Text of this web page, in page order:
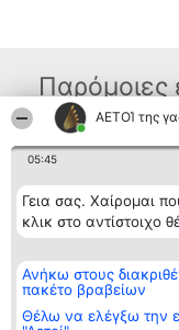
ΑΕΤΟΊ της
05:45
Γεια σας. Χαίρομαι
κλικ στο αντίστοιχο
Ανήκω στους
πακέτο βραβείων
Θέλω να ελέγξω την
Παρόμοιες
περιοχές
Διοργανωτής της
κατάταξης
BEAUTIFUL COMPANY
ΤΗΛ. ΕΠΙΚΟΙΝΩΝΙΑΣ:
2104128019
email:
aetoi@beautifulcompany.co